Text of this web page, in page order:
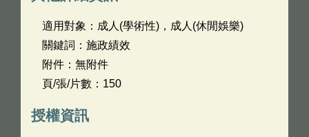
適用對象：成人(學術性)，成人(休閒娛樂)
關鍵詞：施政績效
附件：無附件
頁/張/片數：150
授權資訊